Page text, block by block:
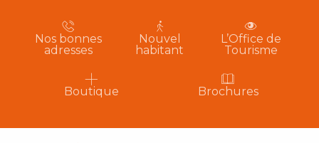
Nos bonnes
adresses
Nouvel
habitant
L’Office de
Tourisme
Boutique Brochures